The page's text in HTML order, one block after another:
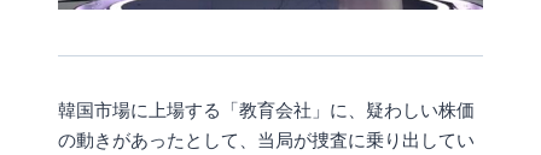
韓国市場に上場する「教育会社」に、疑わしい株価
の動きがあったとして、当局が捜査に乗り出してい